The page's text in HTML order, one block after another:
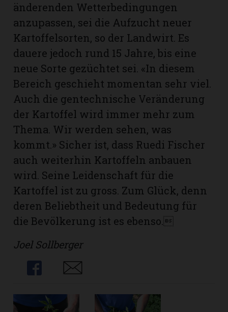
änderenden Wetterbedingungen
anzupassen, sei die Aufzucht neuer
Kartoffelsorten, so der Landwirt. Es
dauere jedoch rund 15 Jahre, bis eine
neue Sorte gezüchtet sei. «In diesem
Bereich geschieht momentan sehr viel.
Auch die gentechnische Veränderung
der Kartoffel wird immer mehr zum
Thema. Wir werden sehen, was
kommt.» Sicher ist, dass Ruedi Fischer
auch weiterhin Kartoffeln anbauen
wird. Seine Leidenschaft für die
Kartoffel ist zu gross. Zum Glück, denn
deren Beliebtheit und Bedeutung für
die Bevölkerung ist es ebenso.
Joel Sollberger
Share
Share